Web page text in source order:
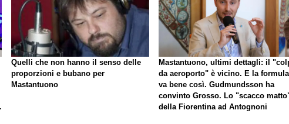
Quelli che non hanno il senso delle
proporzioni e bubano per
Mastantuono
Mastantuono, ultimi dettagli: il
da aeroporto" è vicino. E la formula
va bene così. Gudmundsson ha
convinto Grosso. Lo "scacco
della Fiorentina ad Antognoni